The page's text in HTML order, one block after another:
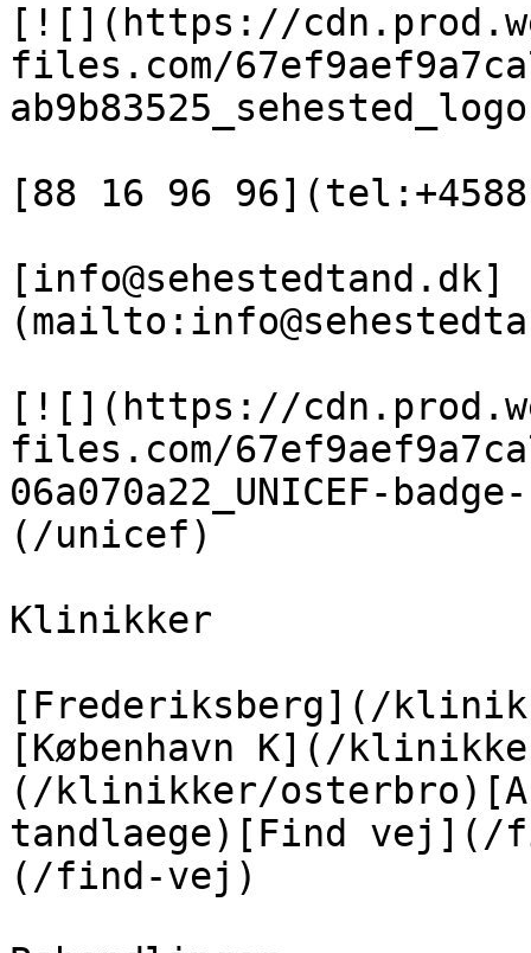
[![](https://
files.com/
[88 16 96
[info@sehestedtand.dk]
[![](https://
files.com/
06a070a22_UNICEF-
(/unicef)
Klinikker
[Frederiksberg](/
[København K](/
(/klinikker/
tandlaege)[Find vej](/
(/find-vej)